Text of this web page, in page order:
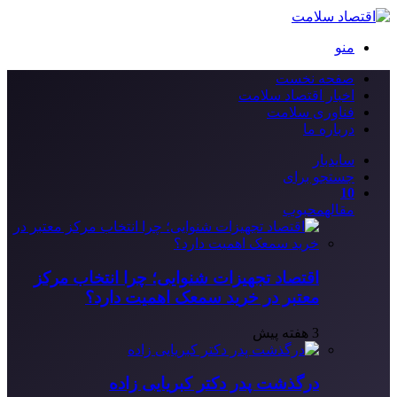
منو
صفحه نخست
اخبار اقتصاد سلامت
فناوری سلامت
درباره ما
سایدبار
جستجو برای
10
مقالهمحبوب
اقتصاد تجهیزات شنوایی؛ چرا انتخاب مرکز
معتبر در خرید سمعک اهمیت دارد؟
3 هفته پیش
درگذشت پدر دکتر کبریایی زاده